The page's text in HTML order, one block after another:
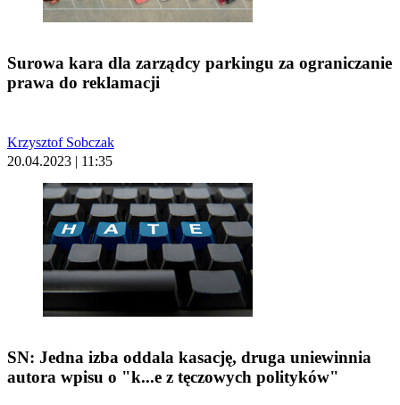
Surowa kara dla zarządcy parkingu za ograniczanie
prawa do reklamacji
Krzysztof Sobczak
20.04.2023 | 11:35
SN: Jedna izba oddala kasację, druga uniewinnia
autora wpisu o "k...e z tęczowych polityków"